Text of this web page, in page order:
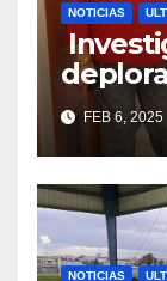
NOTICIAS
de la
FEB 6, 2025
NOTICIAS